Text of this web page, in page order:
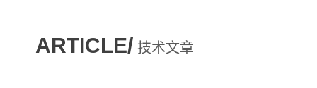
ARTICLE/ 技术文章